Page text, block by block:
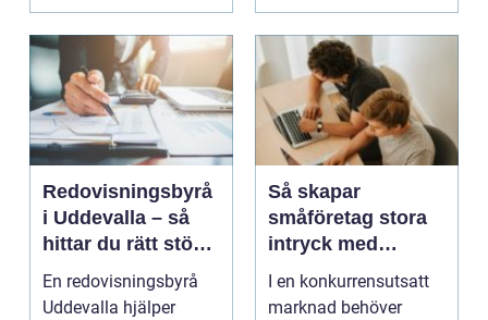
Redovisningsbyrå
i Uddevalla – så
hittar du rätt stöd
för företagets
ekonomi
En redovisningsbyrå
Uddevalla hjälper
Så skapar
småföretag stora
intryck med
kreativ
marknadsföring
I en konkurrensutsatt
marknad behöver